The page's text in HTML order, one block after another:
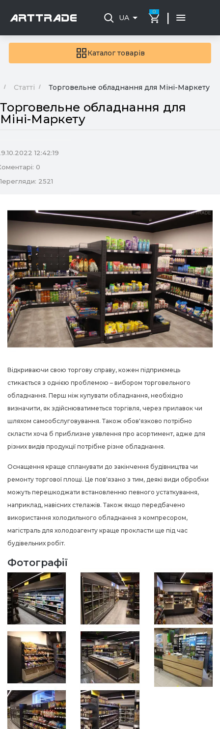
Каталог товарів
UA
0 |
Статті Торговельне обладнання для Міні-Маркету
Торговельне обладнання для
Міні-Маркету
12:42:19
0
2521
Відкриваючи свою торгову справу, кожен підприємець
стикається з однією проблемою – вибором торговельного
обладнання. Перш ніж купувати обладнання, необхідно
визначити, як здійснюватиметься торгівля, через прилавок чи
шляхом самообслуговування. Також обов'язково потрібно
скласти хоча б приблизне уявлення про асортимент, адже для
різних видів продукції потрібне різне обладнання.
Оснащення краще спланувати до закінчення будівництва чи
ремонту торгової площі. Це пов'язано з тим, деякі види обробки
можуть перешкоджати встановленню певного устаткування,
наприклад, навісних стелажів. Також якщо передбачено
використання холодильного обладнання з компресором,
магістраль для холодоагенту краще прокласти ще під час
будівельних робіт.
Фотографії